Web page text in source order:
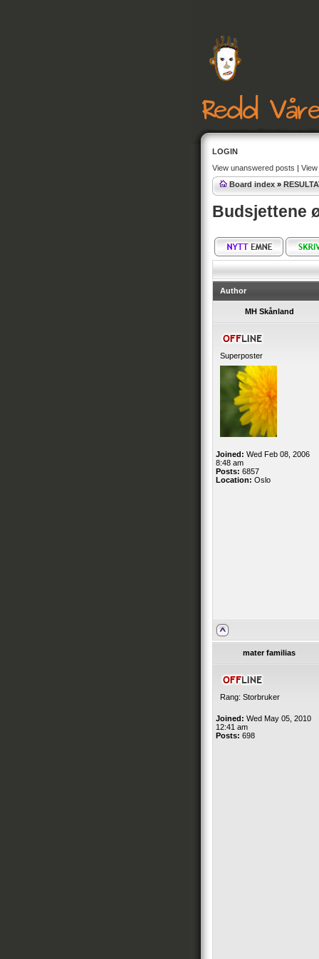
LOGIN
View unanswered posts |
Board index »
Budsjettene
Author
MH Skånland
Superposter
Joined: Wed Feb 08, 2006
8:48 am
Posts: 6857
Location: Oslo
mater familias
Rang: Storbruker
Joined: Wed May 05, 2010
12:41 am
Posts: 698